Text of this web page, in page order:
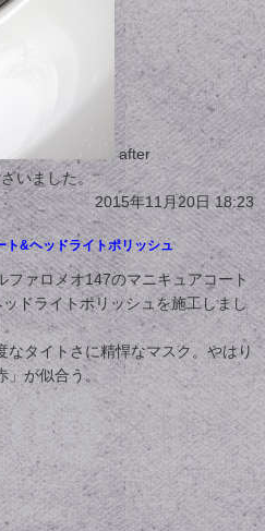
after
いました。
2015年11月20日 18:23
&ヘッドライトポリッシュ
ファロメオ147のマニキュアコート
ッドライトポリッシュを施工しまし
なタイトさに精悍なマスク。やはり
」が似合う。